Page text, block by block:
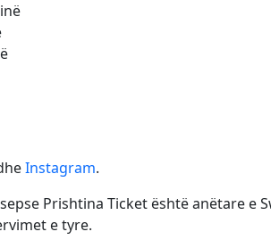
Instagram.
Prishtina Ticket është anëtare e
e tyre.